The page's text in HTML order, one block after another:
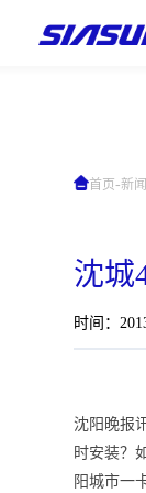
首页-新
沈城
时间：
沈阳晚报
时安装？
阳城市一